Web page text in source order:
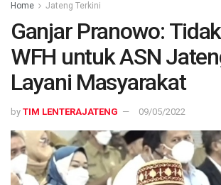
Home Jateng Terkini
Ganjar Pranowo:
WFH untuk ASN
Layani Masyarakat
by TIM LENTERAJATENG 09/05/2022